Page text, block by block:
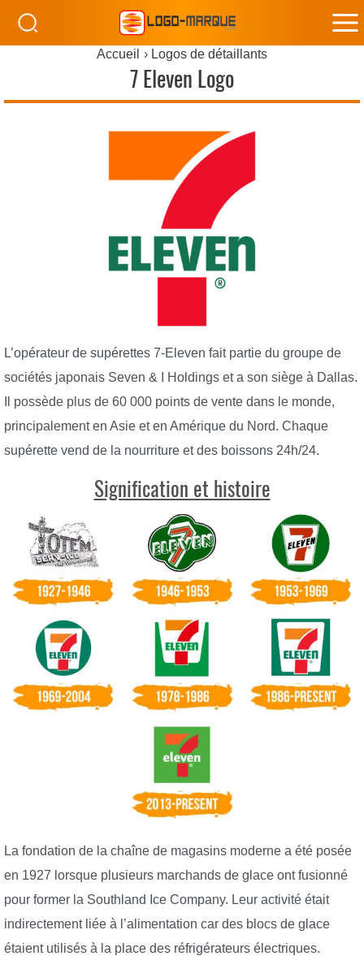
Accueil Logos de détaillants
7 Eleven Logo
L’opérateur de supérettes 7-Eleven fait partie du groupe de
sociétés japonais Seven & I Holdings et a son siège à Dallas.
Il possède plus de 60 000 points de vente dans le monde,
principalement en Asie et en Amérique du Nord. Chaque
supérette vend de la nourriture et des boissons 24h/24.
Signification et histoire
La fondation de la chaîne de magasins moderne a été posée
en 1927 lorsque plusieurs marchands de glace ont fusionné
pour former la Southland Ice Company. Leur activité était
indirectement liée à l’alimentation car des blocs de glace
étaient utilisés à la place des réfrigérateurs électriques.